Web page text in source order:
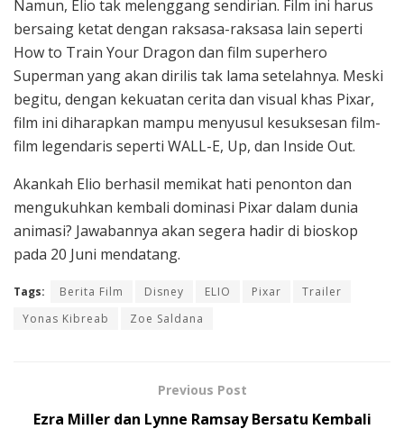
Namun, Elio tak melenggang sendirian. Film ini harus
bersaing ketat dengan raksasa-raksasa lain seperti
How to Train Your Dragon dan film superhero
Superman yang akan dirilis tak lama setelahnya. Meski
begitu, dengan kekuatan cerita dan visual khas Pixar,
film ini diharapkan mampu menyusul kesuksesan film-
film legendaris seperti WALL-E, Up, dan Inside Out.
Akankah Elio berhasil memikat hati penonton dan
mengukuhkan kembali dominasi Pixar dalam dunia
animasi? Jawabannya akan segera hadir di bioskop
pada 20 Juni mendatang.
Tags: Berita Film Disney ELIO Pixar
Trailer
Yonas Kibreab
Zoe Saldana
Previous Post
Ezra Miller dan Lynne Ramsay Bersatu Kembali